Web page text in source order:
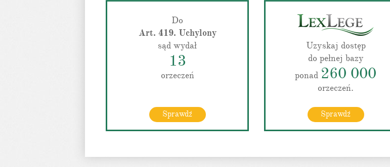
Do
Art. 419. Uchylony
sąd wydał
13
orzeczeń
Sprawdź
Uzyskaj dostęp
do pełnej bazy
ponad 260 000
orzeczeń.
Sprawdź